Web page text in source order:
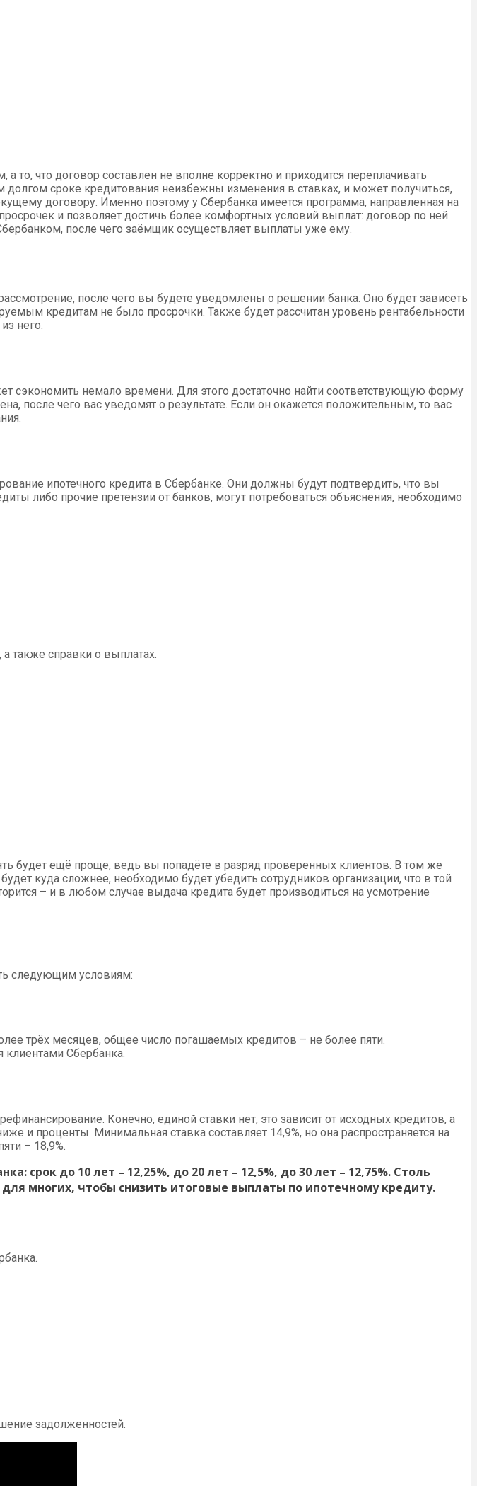
что договор составлен не вполне корректно и приходится переплачивать
сроке кредитования неизбежны изменения в ставках, и может получиться,
договору. Именно поэтому у Сбербанка имеется программа, направленная на
и позволяет достичь более комфортных условий выплат: договор по ней
после чего заёмщик осуществляет выплаты уже ему.
после чего вы будете уведомлены о решении банка. Оно будет зависеть
кредитам не было просрочки. Также будет рассчитан уровень рентабельности
него.
сэкономить немало времени. Для этого достаточно найти соответствующую форму
после чего вас уведомят о результате. Если он окажется положительным, то вас
ипотечного кредита в Сбербанке. Они должны будут подтвердить, что вы
либо прочие претензии от банков, могут потребоваться объяснения, необходимо
также справки о выплатах.
будет ещё проще, ведь вы попадёте в разряд проверенных клиентов. В том же
куда сложнее, необходимо будет убедить сотрудников организации, что в той
– и в любом случае выдача кредита будет производиться на усмотрение
следующим условиям:
трёх месяцев, общее число погашаемых кредитов – не более пяти.
Сбербанка.
Конечно, единой ставки нет, это зависит от исходных кредитов, а
проценты. Минимальная ставка составляет 14,9%, но она распространяется на
– 18,9%.
до 10 лет – 12,25%, до 20 лет – 12,5%, до 30 лет – 12,75%. Столь
многих, чтобы снизить итоговые выплаты по ипотечному кредиту.
задолженностей.